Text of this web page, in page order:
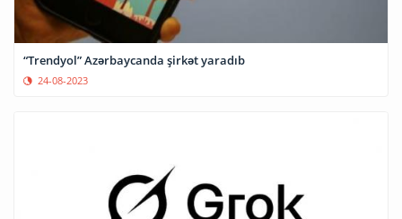
“Trendyol” Azərbaycanda şirkət yaradıb
24-08-2023